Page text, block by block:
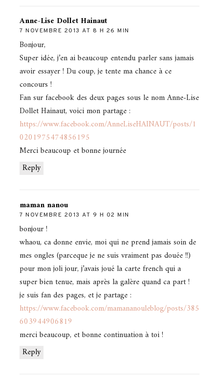
Anne-Lise Dollet Hainaut
7 NOVEMBRE 2013 AT 8 H 26 MIN
Reply
Bonjour,
Super idée, j’en ai beaucoup entendu parler sans jamais
avoir essayer ! Du coup, je tente ma chance à ce
concours !
Fan sur facebook des deux pages sous le nom Anne-Lise
Dollet Hainaut, voici mon partage :
https://www.facebook.com/AnneLiseHAINAUT/posts/1
0201975474856195
Merci beaucoup et bonne journée
maman nanou
7 NOVEMBRE 2013 AT 9 H 02 MIN
Reply
bonjour !
whaou, ca donne envie, moi qui ne prend jamais soin de
mes ongles (parceque je ne suis vraiment pas douée !!)
pour mon joli jour, j’avais joué la carte french qui a
super bien tenue, mais après la galère quand ca part !
je suis fan des pages, et je partage :
https://www.facebook.com/mamananouleblog/posts/385
603944906819
merci beaucoup, et bonne continuation à toi !